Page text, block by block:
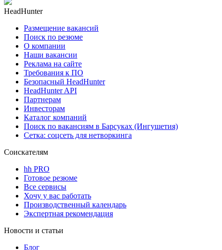
HeadHunter
Размещение вакансий
Поиск по резюме
О компании
Наши вакансии
Реклама на сайте
Требования к ПО
Безопасный HeadHunter
HeadHunter API
Партнерам
Инвесторам
Каталог компаний
Поиск по вакансиям в Барсуках (Ингушетия)
Сетка: соцсеть для нетворкинга
Соискателям
hh PRO
Готовое резюме
Все сервисы
Хочу у вас работать
Производственный календарь
Экспертная рекомендация
Новости и статьи
Блог